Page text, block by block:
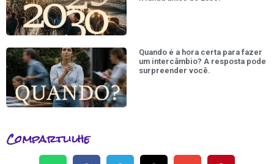
Quando é a hora certa para fazer
um intercâmbio? A resposta pode
surpreender você.
Compartlilhe